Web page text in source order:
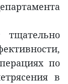
тщательно
по
в